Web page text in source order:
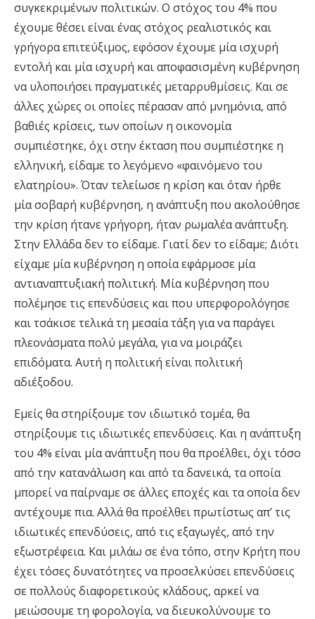
συγκεκριμένων πολιτικών. Ο στόχος του 4% που
έχουμε θέσει είναι ένας στόχος ρεαλιστικός και
γρήγορα επιτεύξιμος, εφόσον έχουμε μία ισχυρή
εντολή και μία ισχυρή και αποφασισμένη κυβέρνηση
να υλοποιήσει πραγματικές μεταρρυθμίσεις. Και σε
άλλες χώρες οι οποίες πέρασαν από μνημόνια, από
βαθιές κρίσεις, των οποίων η οικονομία
συμπιέστηκε, όχι στην έκταση που συμπιέστηκε η
ελληνική, είδαμε το λεγόμενο «φαινόμενο του
ελατηρίου». Όταν τελείωσε η κρίση και όταν ήρθε
μία σοβαρή κυβέρνηση, η ανάπτυξη που ακολούθησε
την κρίση ήτανε γρήγορη, ήταν ρωμαλέα ανάπτυξη.
Στην Ελλάδα δεν το είδαμε. Γιατί δεν το είδαμε; Διότι
είχαμε μία κυβέρνηση η οποία εφάρμοσε μία
αντιαναπτυξιακή πολιτική. Μία κυβέρνηση που
πολέμησε τις επενδύσεις και που υπερφορολόγησε
και τσάκισε τελικά τη μεσαία τάξη για να παράγει
πλεονάσματα πολύ μεγάλα, για να μοιράζει
επιδόματα. Αυτή η πολιτική είναι πολιτική
αδιέξοδου.
Εμείς θα στηρίξουμε τον ιδιωτικό τομέα, θα
στηρίξουμε τις ιδιωτικές επενδύσεις. Και η ανάπτυξη
του 4% είναι μία ανάπτυξη που θα προέλθει, όχι τόσο
από την κατανάλωση και από τα δανεικά, τα οποία
μπορεί να παίρναμε σε άλλες εποχές και τα οποία δεν
αντέχουμε πια. Αλλά θα προέλθει πρωτίστως απ’ τις
ιδιωτικές επενδύσεις, από τις εξαγωγές, από την
εξωστρέφεια. Και μιλάω σε ένα τόπο, στην Κρήτη που
έχει τόσες δυνατότητες να προσελκύσει επενδύσεις
σε πολλούς διαφορετικούς κλάδους, αρκεί να
μειώσουμε τη φορολογία, να διευκολύνουμε το